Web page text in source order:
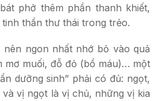
phở thêm phần thanh khiết,
thần thư thái trong trẻo.
ngon nhất nhớ bỏ vào quả
mơ muối, đỗ đỏ (bổ máu)… một
dưỡng sinh” phải có đủ: ngọt,
vị ngọt là vị chủ, những vị kia